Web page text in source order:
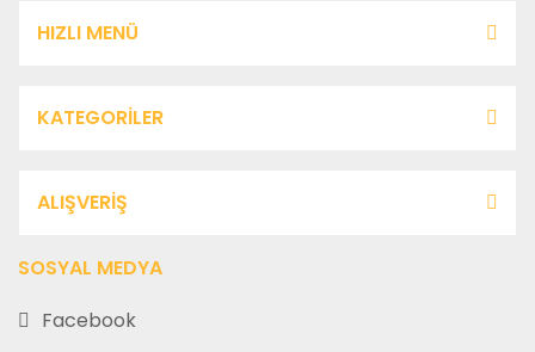
HIZLI MENÜ
KATEGORİLER
ALIŞVERİŞ
SOSYAL MEDYA
Facebook